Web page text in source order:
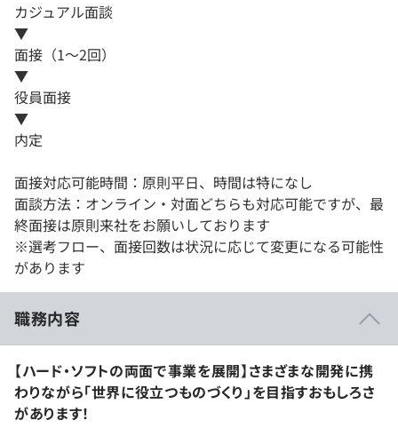
カジュアル面談
▼
面接（1～2回）
▼
役員面接
▼
内定
面接対応可能時間：原則平日、時間は特になし
面談方法：オンライン・対面どちらも対応可能ですが、最
終面接は原則来社をお願いしております
※選考フロー、面接回数は状況に応じて変更になる可能性
があります
職務内容
【ハード・ソフトの両面で事業を展開】さまざまな開発に携
わりながら「世界に役立つものづくり」を目指すおもしろさ
があります！